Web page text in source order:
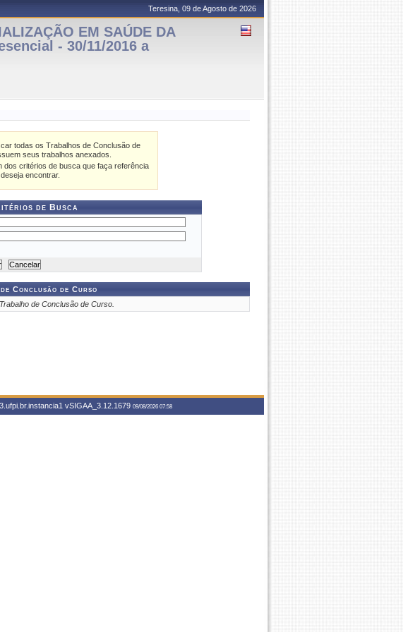
Teresina, 09 de Agosto de 2026
EM SAÚDE DA
- 30/11/2016 a
todas os Trabalhos de Conclusão de
seus trabalhos anexados.
dos critérios de busca que faça referência
encontrar.
de Busca
Conclusão de Curso
de Conclusão de Curso.
vSIGAA_3.12.1679 09/08/2026 07:58